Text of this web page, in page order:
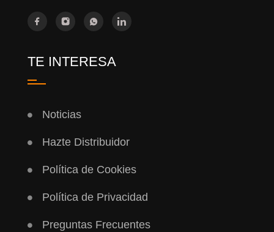
TE INTERESA
Noticias
Hazte Distribuidor
Política de Cookies
Política de Privacidad
Preguntas Frecuentes